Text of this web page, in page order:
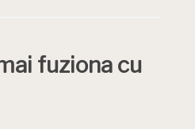
fuziona cu